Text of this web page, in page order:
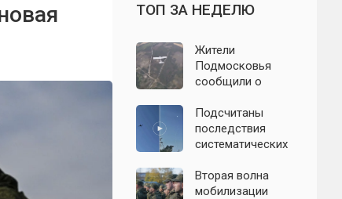
ТОП ЗА НЕДЕЛЮ
Жители
Подмосковья
сообщили о
обнародованы
подробности о
налёте
августа
Подсчитаны
последствия
систематических
Ленинградскую
область: что
Вторая волна
мобилизации